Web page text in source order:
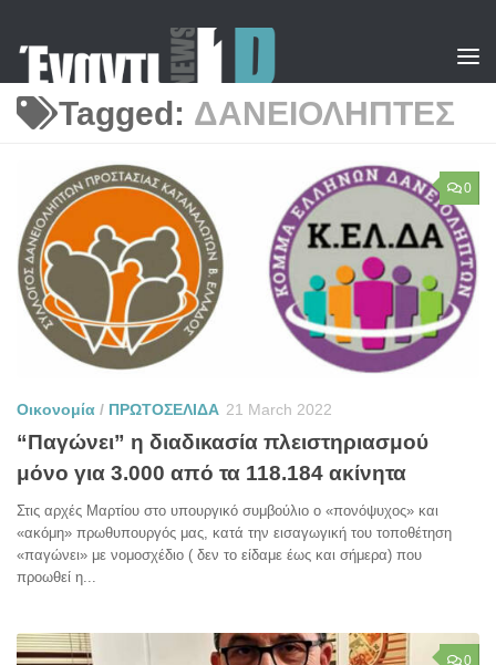
Tagged: ΔΑΝΕΙΟΛΗΠΤΕΣ
0
Οικονομία / ΠΡΩΤΟΣΕΛΙΔΑ 21 March 2022
“Παγώνει” η διαδικασία πλειστηριασμού
μόνο για 3.000 από τα 118.184 ακίνητα
Στις αρχές Μαρτίου στο υπουργικό συμβούλιο ο «πονόψυχος» και
«ακόμη» πρωθυπουργός μας, κατά την εισαγωγική του τοποθέτηση
«παγώνει» με νομοσχέδιο ( δεν το είδαμε έως και σήμερα) που
προωθεί η...
0